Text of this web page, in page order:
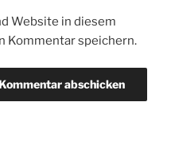
Website in diesem
Kommentar speichern.